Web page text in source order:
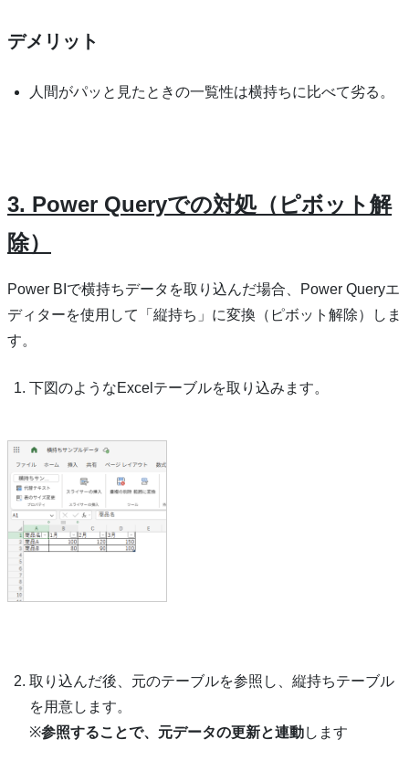
デメリット
人間がパッと見たときの一覧性は横持ちに比べて劣る。
3. Power Queryでの対処（ピボット解
除）
Power BIで横持ちデータを取り込んだ場合、Power Queryエ
ディターを使用して「縦持ち」に変換（ピボット解除）しま
す。
下図のようなExcelテーブルを取り込みます。
取り込んだ後、元のテーブルを参照し、縦持ちテーブル
を用意します。
※参照することで、元データの更新と連動します